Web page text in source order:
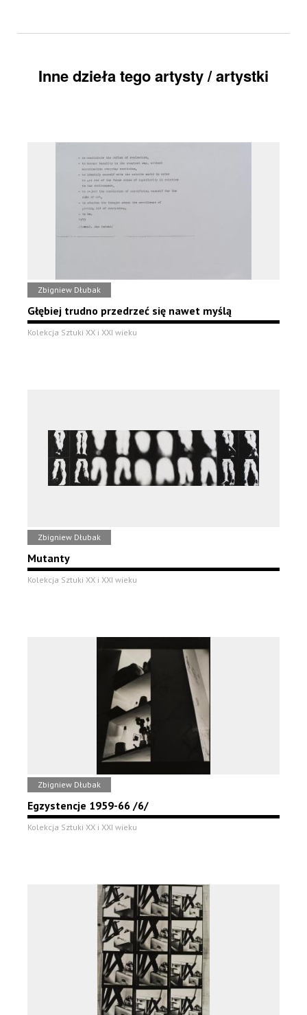
Inne dzieła tego artysty / artystki
Zbigniew Dłubak
Głębiej trudno przedrzeć się nawet myślą
Kolekcja Sztuki XX i XXI wieku
Zbigniew Dłubak
Mutanty
Kolekcja Sztuki XX i XXI wieku
Zbigniew Dłubak
Egzystencje 1959-66 /6/
Kolekcja Sztuki XX i XXI wieku